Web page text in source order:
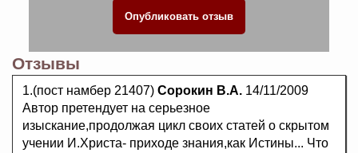
Отзывы
1.(пост намбер 21407) Сорокин В.А. 14/11/2009
Автор претендует на серьезное
изыскание,продолжая цикл своих статей о скрытом
учении И.Христа- приходе знания,как Истины... Что